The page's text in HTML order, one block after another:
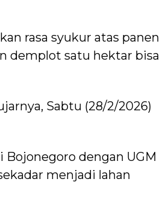
rasa syukur atas panen
demplot satu hektar bisa
Sabtu (28/2/2026)
Bojonegoro dengan UGM
menjadi lahan